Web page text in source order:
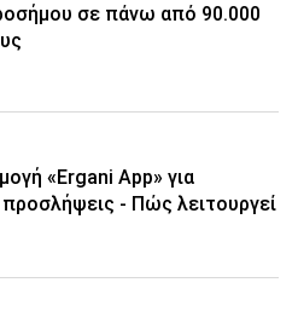
σε πάνω από 90.000
«Ergani App» για
- Πώς λειτουργεί